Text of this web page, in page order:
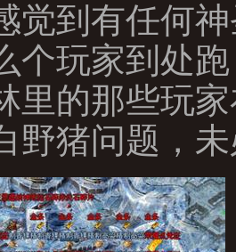
觉到有任何
个玩家到处
里的那些玩
野猪问题，